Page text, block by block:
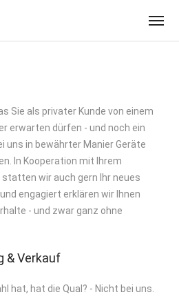
Sie als privater Kunde von einem
erwarten dürfen - und noch ein
uns in bewährter Manier Geräte
In Kooperation mit Ihrem
wir auch gern Ihr neues
engagiert erklären wir Ihnen
- und zwar ganz ohne
& Verkauf
hat, hat die Qual? - Nicht bei uns.